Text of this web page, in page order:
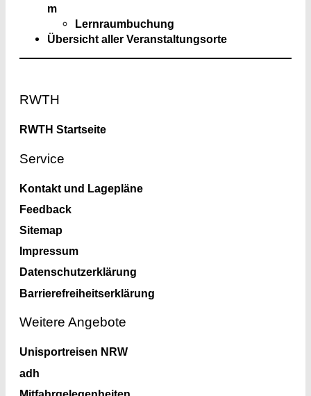
m
Lernraumbuchung
Übersicht aller Veranstaltungsorte
RWTH
RWTH Startseite
Service
Kontakt und Lagepläne
Feedback
Sitemap
Impressum
Datenschutzerklärung
Barrierefreiheitserklärung
Weitere Angebote
Unisportreisen NRW
adh